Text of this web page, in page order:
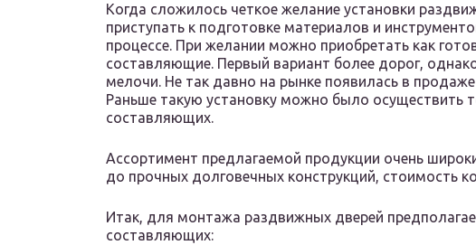
Когда сложилось четкое желание установки
приступать к подготовке материалов и
процессе. При желании можно приобретать как
составляющие. Первый вариант более дорог,
мелочи. Не так давно на рынке появилась в
Раньше такую установку можно было осуществить
составляющих.
Ассортимент предлагаемой продукции очень
до прочных долговечных конструкций, стоимость
Итак, для монтажа раздвижных дверей
составляющих: